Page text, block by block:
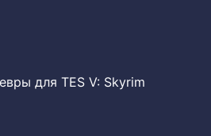
для TES V: Skyrim